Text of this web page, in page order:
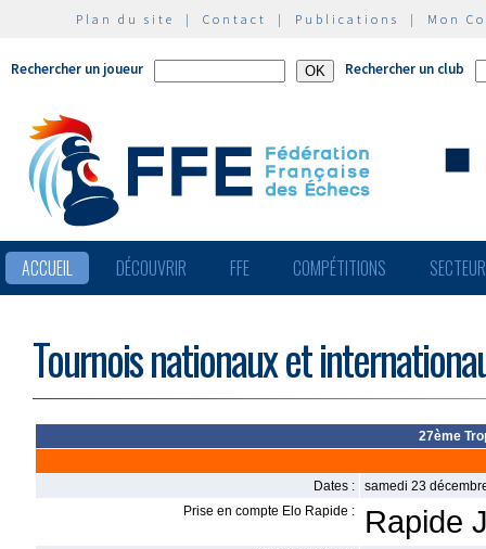
Plan du site | Contact | Publications | Mon
Rechercher un joueur Rechercher un club
ACCUEIL DÉCOUVRIR FFE COMPÉTITIONS
Tournois nationaux et
27ème
Dates :
samedi 23
Prise en compte Elo Rapide :
Rapide